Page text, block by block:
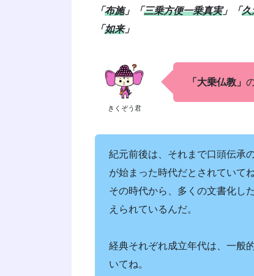
「布施」「三乗方便一乗真実」「久
「如来」
きくぞう君
「大乗仏教」
紀元前後は、それまで口頭伝承
が始まった時代だとされていてね
その時代から、多くの文書化した
えられているんだ。
経典それぞれ成立年代は、一般
いてね。